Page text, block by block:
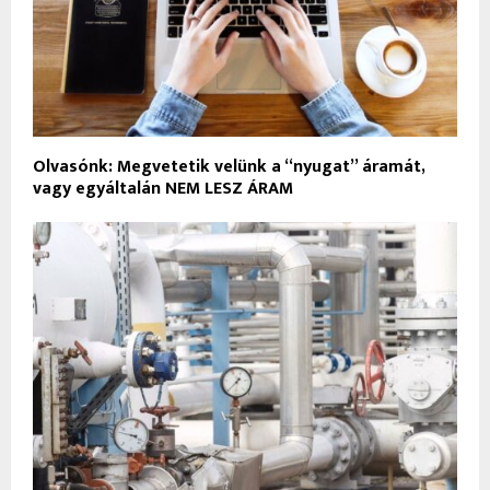
Olvasónk: Megvetetik velünk a “nyugat” áramát,
vagy egyáltalán NEM LESZ ÁRAM